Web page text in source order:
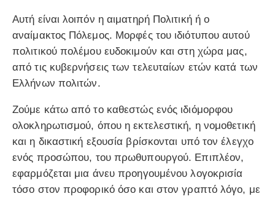
Αυτή είναι λοιπόν η αιματηρή Πολιτική ή ο
αναίμακτος Πόλεμος. Μορφές του ιδιότυπου αυτού
πολιτικού πολέμου ευδοκιμούν και στη χώρα μας,
από τις κυβερνήσεις των τελευταίων ετών κατά των
Ελλήνων πολιτών.
Ζούμε κάτω από το καθεστώς ενός ιδιόμορφου
ολοκληρωτισμού, όπου η εκτελεστική, η νομοθετική
και η δικαστική εξουσία βρίσκονται υπό τον έλεγχο
ενός προσώπου, του πρωθυπουργού. Επιπλέον,
εφαρμόζεται μια άνευ προηγουμένου λογοκρισία
τόσο στον προφορικό όσο και στον γραπτό λόγο, με